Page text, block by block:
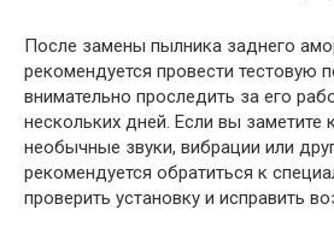
После замены пылника заднего
рекомендуется провести тестовую
внимательно проследить за его
нескольких дней. Если вы заметите
необычные звуки, вибрации или
рекомендуется обратиться к
проверить установку и исправить